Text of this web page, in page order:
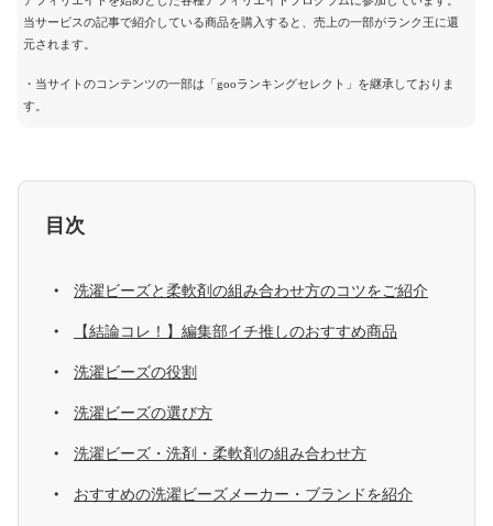
当サービスの記事で紹介している商品を購入すると、売上の一部がランク王に還
元されます。
・当サイトのコンテンツの一部は「gooランキングセレクト」を継承しておりま
す。
目次
洗濯ビーズと柔軟剤の組み合わせ方のコツをご紹介
【結論コレ！】編集部イチ推しのおすすめ商品
洗濯ビーズの役割
洗濯ビーズの選び方
洗濯ビーズ・洗剤・柔軟剤の組み合わせ方
おすすめの洗濯ビーズメーカー・ブランドを紹介